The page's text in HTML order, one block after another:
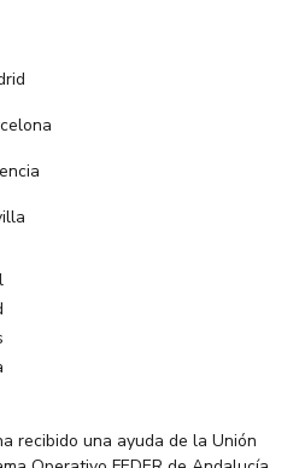
recibido una ayuda de la Unión